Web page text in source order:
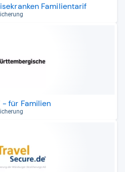
Familientarif
- für Familien